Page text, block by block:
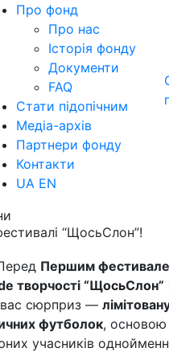
Про фонд
Про нас
Історія фонду
Документи
FAQ
Стати підопічним
Медіа-архів
Партнери фонду
Контакти
UA EN
“ЩосьСлон”!
Першим
творчості “ЩосьСлон”
вас сюрприз —
футболок, основою
учасників